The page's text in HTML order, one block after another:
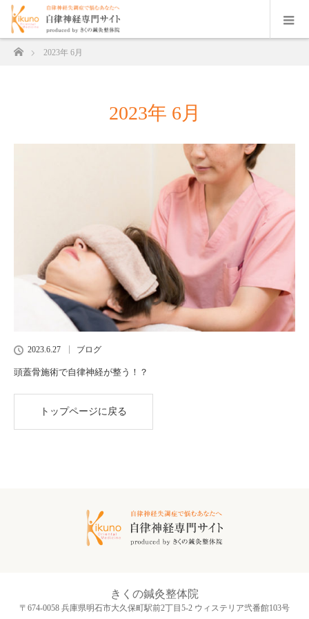
ホーム2023年 6月
2023年 6月
2023.6.27 ブログ
頭蓋骨施術で自律神経が整う！？
トップページに戻る
きくの鍼灸整体院
〒674-0058 兵庫県明石市大久保町駅前2丁目5-2 ウィステリア弐番館103号